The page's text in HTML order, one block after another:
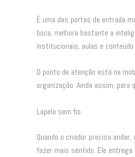
É uma das portas de entrada
boca, melhora bastante a
institucionais, aulas e
O ponto de atenção está na
organização. Ainda assim,
Lapela sem fio
Quando o criador precisa
fazer mais sentido. Ele entrega